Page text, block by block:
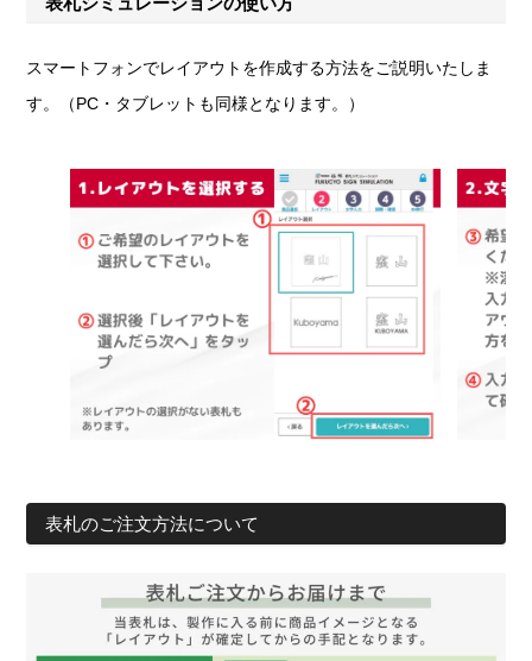
スマートフォンでレイアウトを作成する方法をご説明いたしま
す。（PC・タブレットも同様となります。）
表札のご注文方法について